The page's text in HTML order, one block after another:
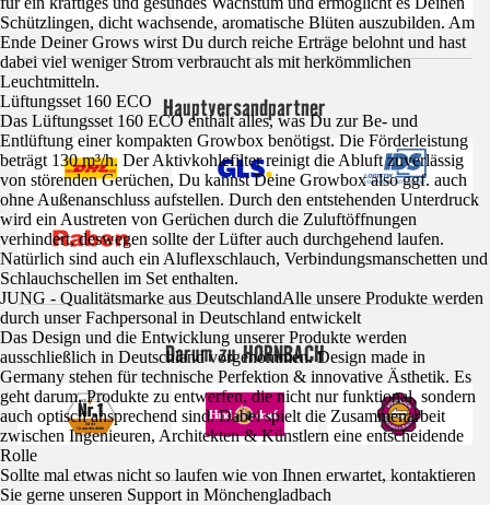
Schützlingen, dicht wachsende, aromatische Blüten auszubilden. Am
Ende Deiner Grows wirst Du durch reiche Erträge belohnt und hast
dabei viel weniger Strom verbraucht als mit herkömmlichen
Leuchtmitteln.
Lüftungsset 160 ECO
Das Lüftungsset 160 ECO enthält alles, was Du zur Be- und
Entlüftung einer kompakten Growbox benötigst. Die Förderleistung
beträgt 130 m³/h. Der Aktivkohlefilter reinigt die Abluft zuverlässig
von störenden Gerüchen, Du kannst Deine Growbox also ggf. auch
ohne Außenanschluss aufstellen. Durch den entstehenden Unterdruck
wird ein Austreten von Gerüchen durch die Zuluftöffnungen
verhindert, deswegen sollte der Lüfter auch durchgehend laufen.
Natürlich sind auch ein Aluflexschlauch, Verbindungsmanschetten und
Schlauchschellen im Set enthalten.
JUNG - Qualitätsmarke aus DeutschlandAlle unsere Produkte werden
durch unser Fachpersonal in Deutschland entwickelt
Das Design und die Entwicklung unserer Produkte werden
ausschließlich in Deutschland vorgenommen. Design made in
Germany stehen für technische Perfektion & innovative Ästhetik. Es
geht darum, Produkte zu entwerfen, die nicht nur funktional, sondern
auch optisch ansprechend sind. Dabei spielt die Zusammenarbeit
zwischen Ingenieuren, Architekten & Künstlern eine entscheidende
Rolle
Sollte mal etwas nicht so laufen wie von Ihnen erwartet, kontaktieren
Sie gerne unseren Support in Mönchengladbach
Hauptversandpartner
Darum zu HORNBACH